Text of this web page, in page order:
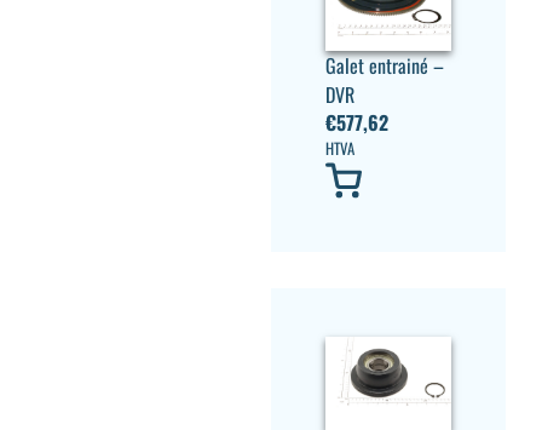
Galet entrainé –
DVR
€577,62
HTVA